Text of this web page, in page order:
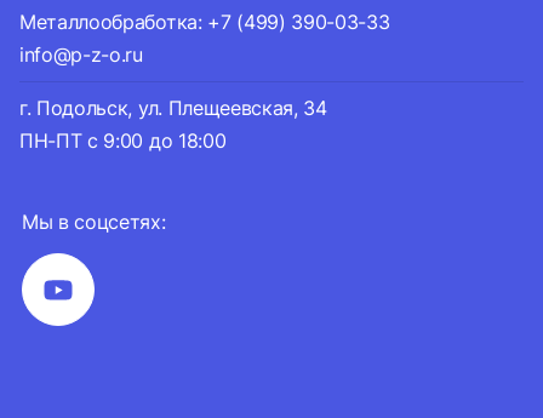
Мы в соцсетях:
Металлообработка: +7 (499) 390-03-33
info@p-z-o.ru
г. Подольск, ул. Плещеевская, 34
ПН-ПТ с 9:00 до 18:00